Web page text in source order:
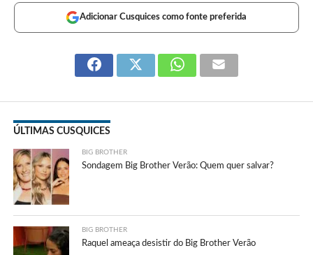
Adicionar Cusquices como fonte preferida
ÚLTIMAS CUSQUICES
BIG BROTHER
Sondagem Big Brother Verão: Quem quer salvar?
BIG BROTHER
Raquel ameaça desistir do Big Brother Verão